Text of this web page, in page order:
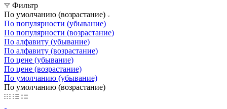
Фильтр
По умолчанию (возрастание)
По популярности (убывание)
По популярности (возрастание)
По алфавиту (убывание)
По алфавиту (возрастание)
По цене (убывание)
По цене (возрастание)
По умолчанию (убывание)
По умолчанию (возрастание)